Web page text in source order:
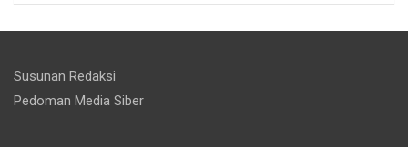
Susunan Redaksi
Pedoman Media Siber